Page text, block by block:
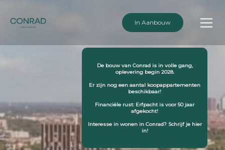
De bouw van Conrad is in volle gang,
oplevering begin 2028.
Er zijn nog een aantal koopappartementen
beschikbaar!
Financiële rust: Erfpacht is voor 50 jaar
afgekocht!
Interesse in wonen in Conrad? Schrijf je hier
in!
In Aanbouw